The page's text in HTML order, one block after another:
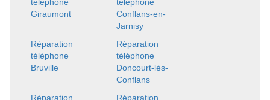
Giraumont
Conflans-en-
Jarnisy
Réparation
téléphone
Bruville
Réparation
téléphone
Doncourt-lès-
Conflans
Réparation
Réparation